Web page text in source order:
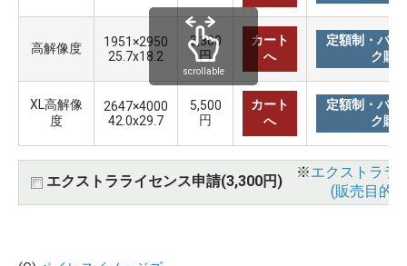
高解像度
1951×2950
25.7x18.2
3,300
円
カート
へ
定額制・バリ
ク購
XL高解像
度
2647×4000
42.0x29.7
5,500
円
カート
へ
定額制・バリ
ク購
エクストラライセンス申請(3,300円)
※エクストララ
(販売目的
scrollable